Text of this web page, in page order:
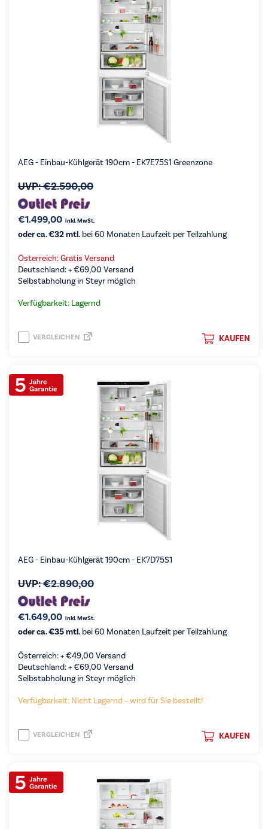
AEG - Einbau-Kühlgerät 190cm - EK7E75S1 Greenzone
UVP:€2.590,00
€1.499,00 inkl. MwSt.
oder ca. €32 mtl. bei 60 Monaten Laufzeit per Teilzahlung
Österreich: Gratis Versand
Deutschland: +€69,00 Versand
Selbstabholung in Steyr möglich
Verfügbarkeit: Lagernd
KAUFEN
VERGLEICHEN
AEG - Einbau-Kühlgerät 190cm - EK7D75S1
UVP:€2.890,00
€1.649,00 inkl. MwSt.
oder ca. €35 mtl. bei 60 Monaten Laufzeit per Teilzahlung
Österreich: +€49,00 Versand
Deutschland: +€69,00 Versand
Selbstabholung in Steyr möglich
Verfügbarkeit: Nicht Lagernd – wird für Sie bestellt!
KAUFEN
VERGLEICHEN